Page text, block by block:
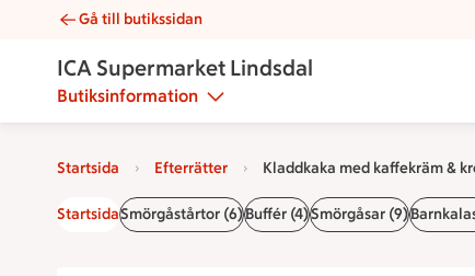
Kladdkaka med kaffekräm & krossad daim | Catering ICA
Gå till butikssidan
ICA Supermarket Lindsdal
Butiksinformation
Startsida Efterrätter Kladdkaka med kaffekräm &
StartsidaSmörgåstårtor (6)Buffér (4)Smörgåsar (9)